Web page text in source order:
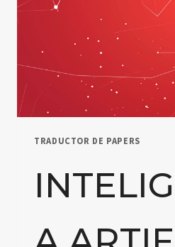
COMPROBADAS
INVESTIGACIÓN
TRADUCTOR DE PAPERS